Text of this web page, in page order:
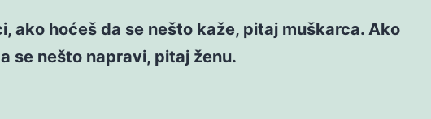
ako hoćeš da se nešto kaže, pitaj muškarca. Ako
se nešto napravi, pitaj ženu.